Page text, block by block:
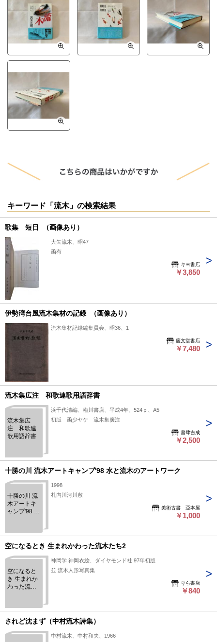
キーワード「流木」の検索結果
歌集 短日 （画像あり）
大矢流木、昭47
函有
キヨ書店
￥3,850
伊勢湾台風流木集材の記録 （画像あり）
流木集材記録編集員会、昭36、1
慶文堂書店
￥7,480
流木集広注 和歌連歌用語辞書
流木集広
注 和歌連
歌用語辞書
浜千代清編、臨川書店、平成4年、524ｐ、A5
初版 函少ヤケ 流木集廣注
書肆吉成
￥2,500
十勝の川 流木アートキャンプ'98 水と流木のアートワーク
十勝の川 流
木アートキ
ャンプ'98 水
1998
札内川河川敷
美術古書 亞本屋
￥1,000
空になるとき 生まれかわった流木たち2
空になると
き 生まれか
わった流木
神岡学 神岡衣絵、ダイヤモンド社 97年初版
並 流木人形写真集
りら書店
￥840
されど沈まず（中村流木詩集）
中村流木、中村和夫、1966